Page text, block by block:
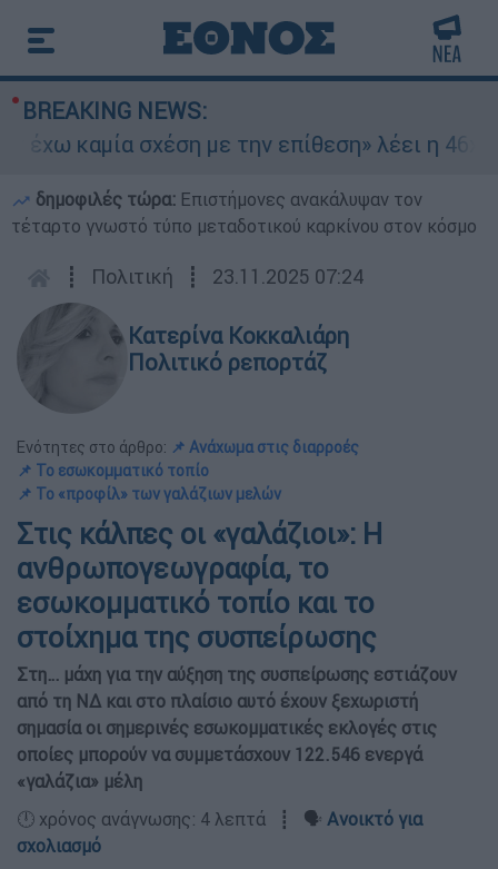
BREAKING NEWS:
καμία σχέση με την επίθεση» λέει η 46χρονη
δημοφιλές τώρα: Επιστήμονες ανακάλυψαν τον
τέταρτο γνωστό τύπο μεταδοτικού καρκίνου στον κόσμο
┋ Πολιτική ┋ 23.11.2025 07:24
Κατερίνα Κοκκαλιάρη
Πολιτικό ρεπορτάζ
Ενότητες στο άρθρο: 📌 Ανάχωμα στις διαρροές
📌 Το εσωκομματικό τοπίο
📌 Το «προφίλ» των γαλάζιων μελών
Στις κάλπες οι «γαλάζιοι»: Η
ανθρωπογεωγραφία, το
εσωκομματικό τοπίο και το
στοίχημα της συσπείρωσης
Στη… μάχη για την αύξηση της συσπείρωσης εστιάζουν
από τη ΝΔ και στο πλαίσιο αυτό έχουν ξεχωριστή
σημασία οι σημερινές εσωκομματικές εκλογές στις
οποίες μπορούν να συμμετάσχουν 122.546 ενεργά
«γαλάζια» μέλη
🕛 χρόνος ανάγνωσης: 4 λεπτά ┋ 🗣️ Ανοικτό για
σχολιασμό